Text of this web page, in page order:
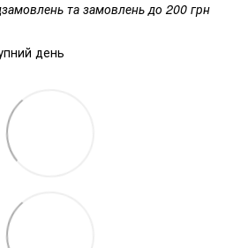
та замовлень до 200 грн
день